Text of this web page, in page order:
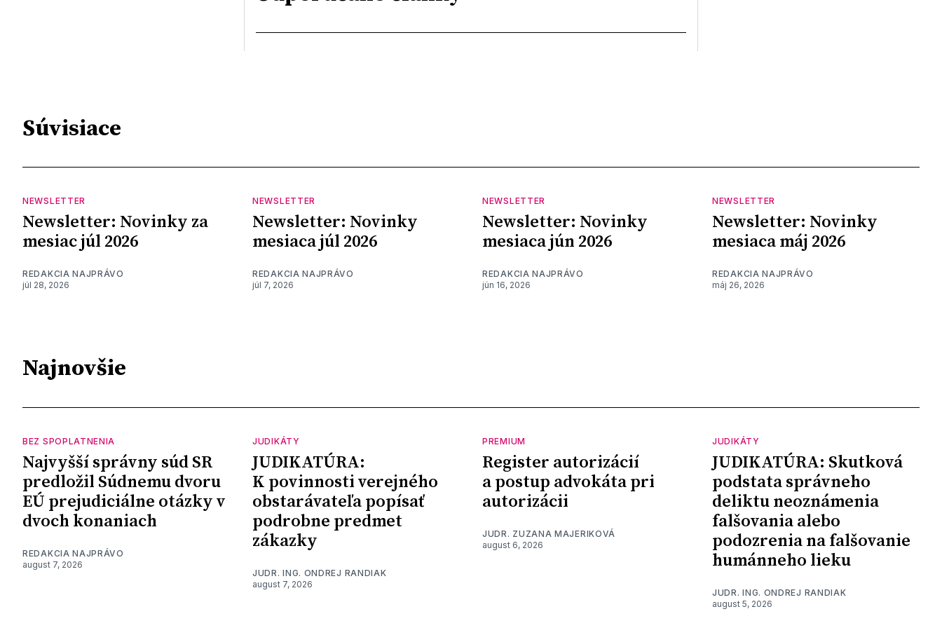
Súvisiace
NEWSLETTER
Newsletter: Novinky za
mesiac júl 2026
REDAKCIA NAJPRÁVO
júl 28, 2026
NEWSLETTER
Newsletter: Novinky
mesiaca júl 2026
REDAKCIA NAJPRÁVO
júl 7, 2026
NEWSLETTER
Newsletter: Novinky
mesiaca jún 2026
REDAKCIA NAJPRÁVO
jún 16, 2026
NEWSLETTER
Newsletter: Novinky
mesiaca máj 2026
REDAKCIA NAJPRÁVO
máj 26, 2026
Najnovšie
BEZ SPOPLATNENIA
Najvyšší správny súd SR
predložil Súdnemu dvoru
EÚ prejudiciálne otázky v
dvoch konaniach
REDAKCIA NAJPRÁVO
august 7, 2026
JUDIKÁTY
JUDIKATÚRA:
K povinnosti verejného
obstarávateľa popísať
podrobne predmet
zákazky
JUDR. ING. ONDREJ RANDIAK
august 7, 2026
PREMIUM
Register autorizácií
a postup advokáta pri
autorizácii
JUDR. ZUZANA MAJERIKOVÁ
august 6, 2026
JUDIKÁTY
JUDIKATÚRA: Skutková
podstata správneho
deliktu neoznámenia
falšovania alebo
podozrenia na falšovanie
humánneho lieku
JUDR. ING. ONDREJ RANDIAK
august 5, 2026